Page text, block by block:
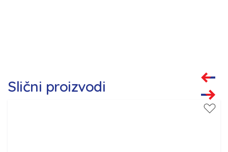
Slični proizvodi